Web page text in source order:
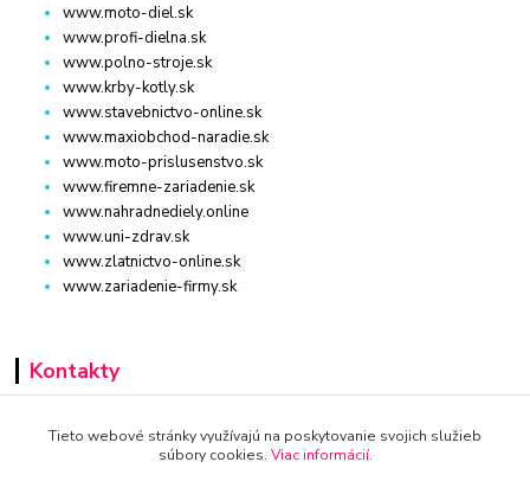
www.moto-diel.sk
www.profi-dielna.sk
www.polno-stroje.sk
www.krby-kotly.sk
www.stavebnictvo-online.sk
www.maxiobchod-naradie.sk
www.moto-prislusenstvo.sk
www.firemne-zariadenie.sk
www.nahradnediely.online
www.uni-zdrav.sk
www.zlatnictvo-online.sk
www.zariadenie-firmy.sk
Kontakty
+421 940 949 000
Tieto webové stránky využívajú na poskytovanie svojich služieb
súbory cookies. Viac informácií.